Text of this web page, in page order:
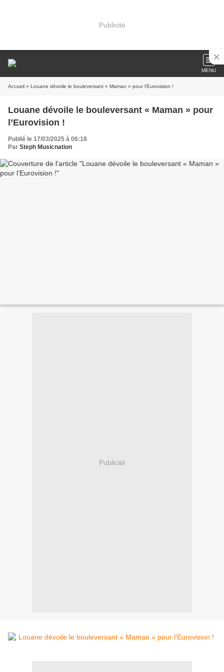
Publicité
MENU
Accueil » Louane dévoile le bouleversant « Maman » pour l’Eurovision !
Louane dévoile le bouleversant « Maman » pour
l’Eurovision !
Publié le 17/03/2025 à 06:18
Par Steph Musicnation
Publicité